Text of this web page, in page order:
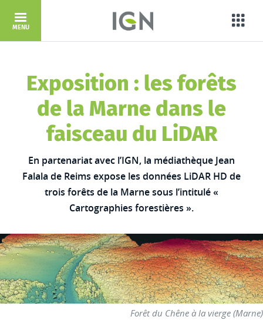
Aller au contenu principal
MENU
Exposition : les forêts
de la Marne dans le
faisceau du LiDAR
En partenariat avec l’IGN, la médiathèque Jean
Falala de Reims expose les données LiDAR HD de
trois forêts de la Marne sous l’intitulé «
Cartographies forestières ».
Forêt du Chêne à la vierge (Marne)